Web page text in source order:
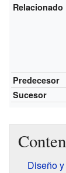
Relacionado
Predecesor
Sucesor
Diseño